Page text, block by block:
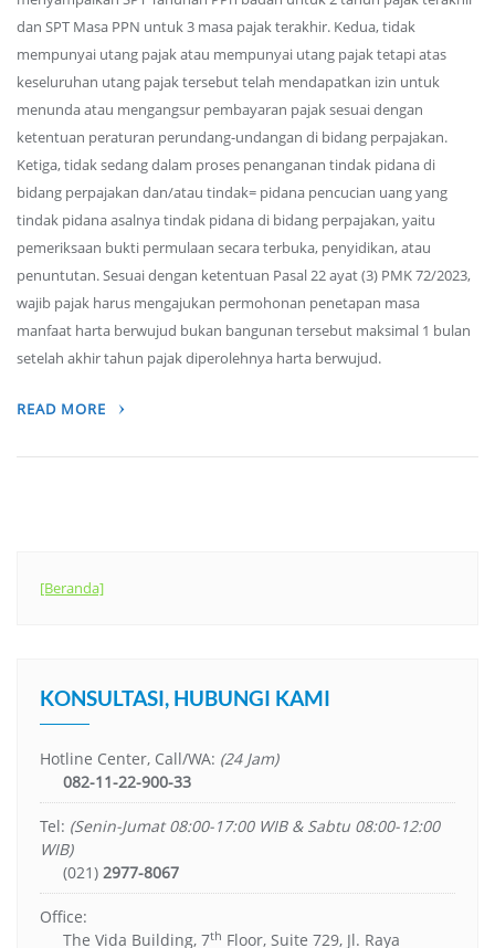
dan SPT Masa PPN untuk 3 masa pajak terakhir. Kedua, tidak
mempunyai utang pajak atau mempunyai utang pajak tetapi atas
keseluruhan utang pajak tersebut telah mendapatkan izin untuk
menunda atau mengangsur pembayaran pajak sesuai dengan
ketentuan peraturan perundang-undangan di bidang perpajakan.
Ketiga, tidak sedang dalam proses penanganan tindak pidana di
bidang perpajakan dan/atau tindak= pidana pencucian uang yang
tindak pidana asalnya tindak pidana di bidang perpajakan, yaitu
pemeriksaan bukti permulaan secara terbuka, penyidikan, atau
penuntutan. Sesuai dengan ketentuan Pasal 22 ayat (3) PMK 72/2023,
wajib pajak harus mengajukan permohonan penetapan masa
manfaat harta berwujud bukan bangunan tersebut maksimal 1 bulan
setelah akhir tahun pajak diperolehnya harta berwujud.
READ MORE
[Beranda]
KONSULTASI, HUBUNGI KAMI
Hotline Center, Call/WA: (24 Jam)
082-11-22-900-33
Tel: (Senin-Jumat 08:00-17:00 WIB & Sabtu 08:00-12:00
WIB)
(021) 2977-8067
Office:
The Vida Building, 7th Floor, Suite 729, Jl. Raya